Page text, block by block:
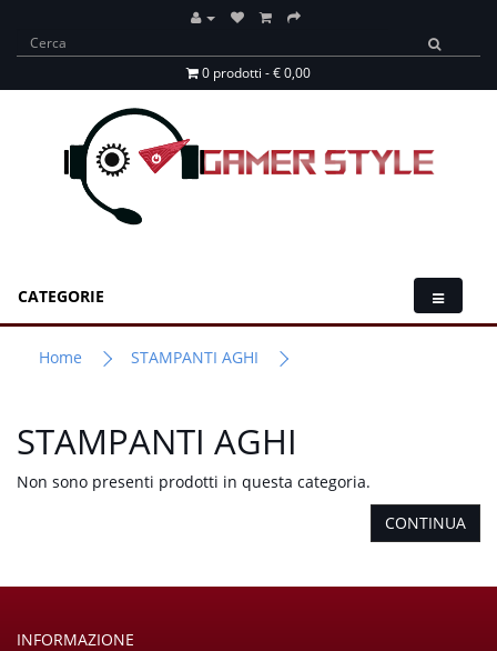
0 prodotti - € 0,00
CATEGORIE
Home STAMPANTI AGHI
STAMPANTI AGHI
Non sono presenti prodotti in questa categoria.
CONTINUA
INFORMAZIONE